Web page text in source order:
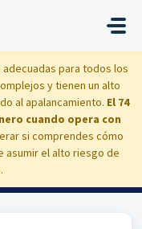
para todos los
y tienen un alto
al apalancamiento. El 74
cuando opera con
si comprendes cómo
asumir el alto riesgo de
Swap